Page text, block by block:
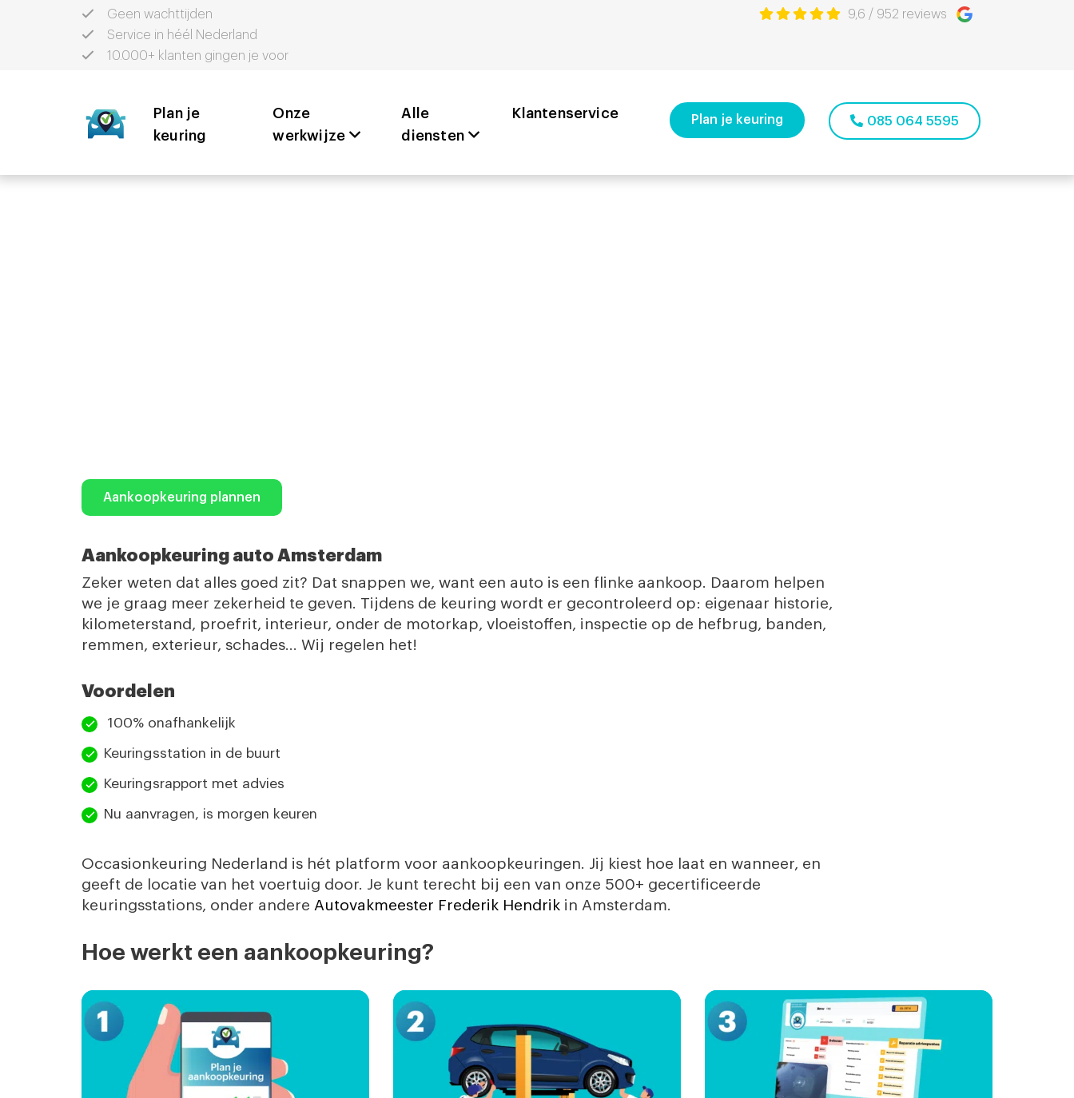
Geen wachttijden
Service in héél Nederland
10.000+ klanten gingen je voor
9,6 / 952 reviews
Plan je
keuring
Onze
werkwijze
Alle
diensten
Klantenservice Plan je keuring 085 064 5595
Aankoopkeuring auto
Aankoopkeuring plannen
Aankoopkeuring auto Amsterdam
Zeker weten dat alles goed zit? Dat snappen we, want een auto is een flinke aankoop. Daarom helpen
we je graag meer zekerheid te geven. Tijdens de keuring wordt er gecontroleerd op: eigenaar historie,
kilometerstand, proefrit, interieur, onder de motorkap, vloeistoffen, inspectie op de hefbrug, banden,
remmen, exterieur, schades… Wij regelen het!
Voordelen
100% onafhankelijk
Keuringsstation in de buurt
Keuringsrapport met advies
Nu aanvragen, is morgen keuren
Occasionkeuring Nederland is hét platform voor aankoopkeuringen. Jij kiest hoe laat en wanneer, en
geeft de locatie van het voertuig door. Je kunt terecht bij een van onze 500+ gecertificeerde
keuringsstations, onder andere Autovakmeester Frederik Hendrik in Amsterdam.
Hoe werkt een aankoopkeuring?